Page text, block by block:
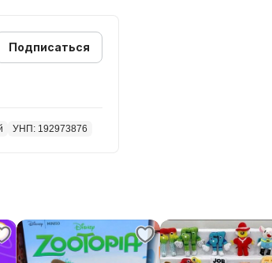
Подписаться
УНП: 192973876